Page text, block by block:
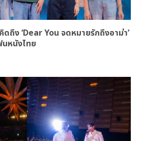
ถึง ‘Dear You จดหมายรักถึงอาม่า’
หนังไทย